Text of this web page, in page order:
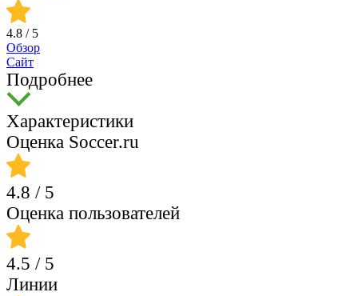
4.8 / 5
Обзор
Сайт
Подробнее
Характеристики
Оценка Soccer.ru
4.8 / 5
Оценка пользователей
4.5 / 5
Линии